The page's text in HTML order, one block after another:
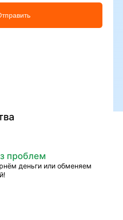
проблем
деньги или обменяем